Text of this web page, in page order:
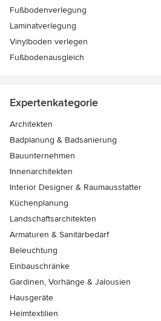
Fußbodenverlegung
Laminatverlegung
Vinylboden verlegen
Fußbodenausgleich
Expertenkategorie
Architekten
Badplanung & Badsanierung
Bauunternehmen
Innenarchitekten
Interior Designer & Raumausstatter
Küchenplanung
Landschaftsarchitekten
Armaturen & Sanitärbedarf
Beleuchtung
Einbauschränke
Gardinen, Vorhänge & Jalousien
Hausgeräte
Heimtextilien